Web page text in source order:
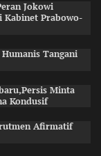
Jokowi
Kabinet Prabowo-
Tangani
Minta
Kondusif
Afirmatif